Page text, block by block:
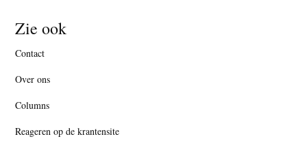
Zie ook
Contact
Over ons
Columns
Reageren op de krantensite